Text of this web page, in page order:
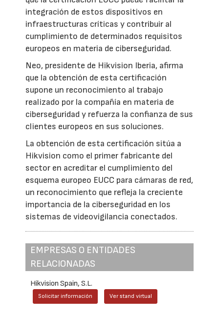
integración de estos dispositivos en
infraestructuras críticas y contribuir al
cumplimiento de determinados requisitos
europeos en materia de ciberseguridad.
Neo, presidente de Hikvision Iberia, afirma
que la obtención de esta certificación
supone un reconocimiento al trabajo
realizado por la compañía en materia de
ciberseguridad y refuerza la confianza de sus
clientes europeos en sus soluciones.
La obtención de esta certificación sitúa a
Hikvision como el primer fabricante del
sector en acreditar el cumplimiento del
esquema europeo EUCC para cámaras de red,
un reconocimiento que refleja la creciente
importancia de la ciberseguridad en los
sistemas de videovigilancia conectados.
EMPRESAS O ENTIDADES
RELACIONADAS
Hikvision Spain, S.L.
Solicitar información Ver stand virtual